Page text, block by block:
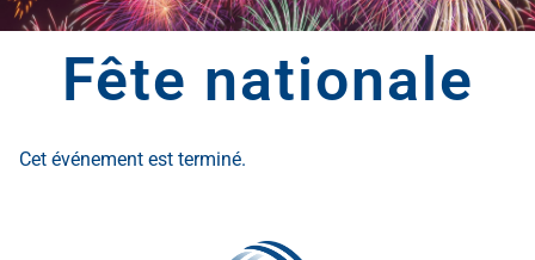
Fête nationale
Cet événement est terminé.